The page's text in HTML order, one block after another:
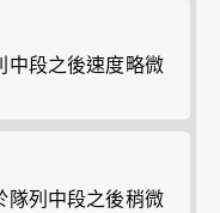
中段之後速度略微
隊列中段之後稍微